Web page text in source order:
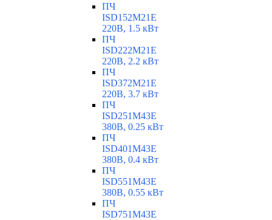
ПЧ
ISD152M21E
220В, 1.5 кВт
ПЧ
ISD222M21E
220В, 2.2 кВт
ПЧ
ISD372M21E
220В, 3.7 кВт
ПЧ
ISD251M43E
380В, 0.25 кВт
ПЧ
ISD401M43E
380В, 0.4 кВт
ПЧ
ISD551M43E
380В, 0.55 кВт
ПЧ
ISD751M43E